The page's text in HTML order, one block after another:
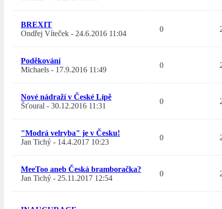
BREXIT
Ondřej Víteček - 24.6.2016 11:04
0
Poděkování
Michaels - 17.9.2016 11:49
0
Nové nádraží v České Lípě
Šťoural - 30.12.2016 11:31
0
"Modrá velryba" je v Česku!
Jan Tichý - 14.4.2017 10:23
0
MeeToo aneb Česká bramboračka?
Jan Tichý - 25.11.2017 12:54
0